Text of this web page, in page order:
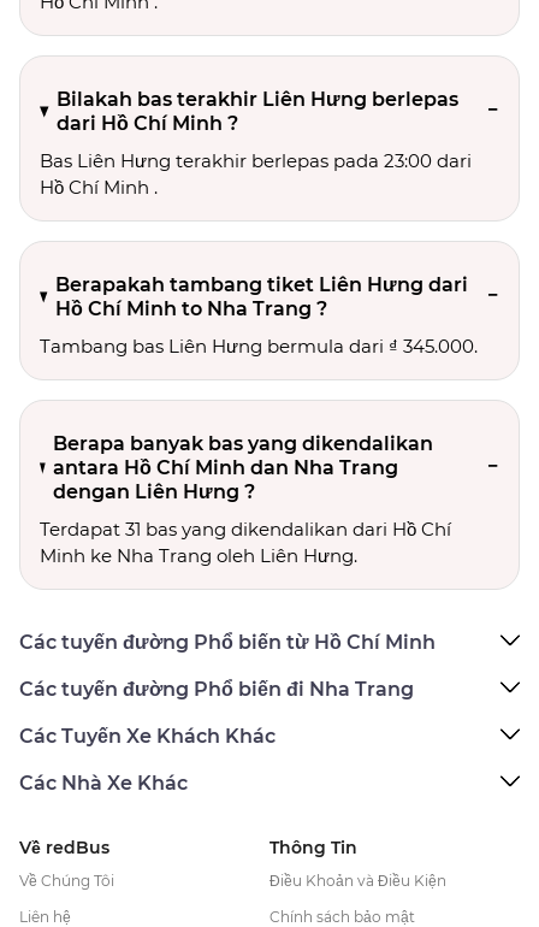
Bilakah bas terakhir Liên Hưng berlepas
dari Hồ Chí Minh ?
Bas Liên Hưng terakhir berlepas pada 23:00 dari
Hồ Chí Minh .
Berapakah tambang tiket Liên Hưng dari
Hồ Chí Minh to Nha Trang ?
Tambang bas Liên Hưng bermula dari ₫ 345.000.
Berapa banyak bas yang dikendalikan
antara Hồ Chí Minh dan Nha Trang
dengan Liên Hưng ?
Terdapat 31 bas yang dikendalikan dari Hồ Chí
Minh ke Nha Trang oleh Liên Hưng.
Các tuyến đường Phổ biến từ Hồ Chí Minh
Các tuyến đường Phổ biến đi Nha Trang
Các Tuyến Xe Khách Khác
Các Nhà Xe Khác
Về redBus
Về Chúng Tôi
Liên hệ
Thông Tin
Điều Khoản và Điều Kiện
Chính sách bảo mật